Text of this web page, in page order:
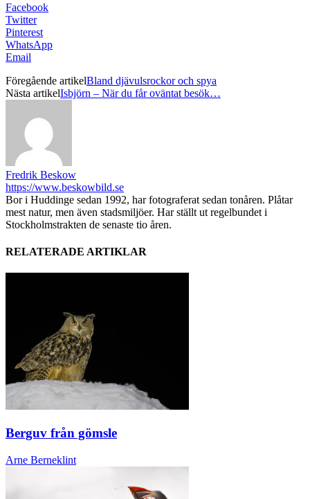
Facebook
Twitter
Pinterest
WhatsApp
Email
Föregående artikelBland djävulsrockor och spya
Nästa artikelIsbjörn – När du får oväntat besök…
Fredrik Beskow
https://www.beskowbild.se
Bor i Huddinge sedan 1992, har fotograferat sedan tonåren. Plåtar
mest natur, men även stadsmiljöer. Har ställt ut regelbundet i
Stockholmstrakten de senaste tio åren.
RELATERADE ARTIKLAR
Berguv från gömsle
Arne Berneklint